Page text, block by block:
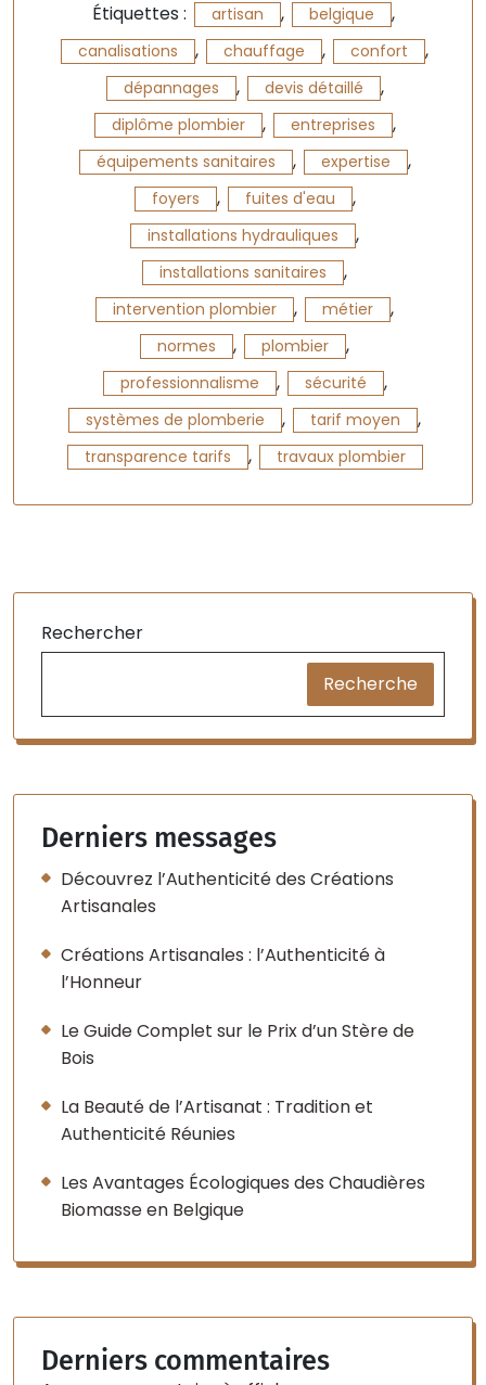
Étiquettes : artisan , belgique ,
canalisations , chauffage , confort ,
dépannages , devis détaillé ,
diplôme plombier , entreprises ,
équipements sanitaires , expertise ,
foyers , fuites d'eau ,
installations hydrauliques ,
installations sanitaires ,
intervention plombier , métier ,
normes , plombier ,
professionnalisme , sécurité ,
systèmes de plomberie , tarif moyen ,
transparence tarifs , travaux plombier
Rechercher
Recherche
Derniers messages
Découvrez l’Authenticité des Créations
Artisanales
Créations Artisanales : l’Authenticité à
l’Honneur
Le Guide Complet sur le Prix d’un Stère de
Bois
La Beauté de l’Artisanat : Tradition et
Authenticité Réunies
Les Avantages Écologiques des Chaudières
Biomasse en Belgique
Derniers commentaires